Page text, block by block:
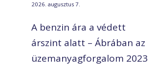
2026. augusztus 7.
A benzin ára a védett
árszint alatt – Ábrában az
üzemanyagforgalom 2023